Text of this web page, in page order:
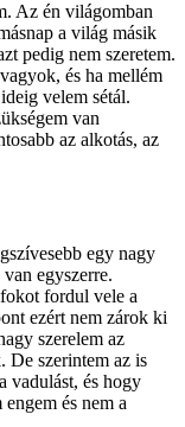
Az én világomban
a világ másik
pedig nem szeretem.
és ha mellém
velem sétál.
van
az alkotás, az
egy nagy
egyszerre.
fordul vele a
ezért nem zárok ki
szerelem az
De szerintem az is
vadulást, és hogy
és nem a